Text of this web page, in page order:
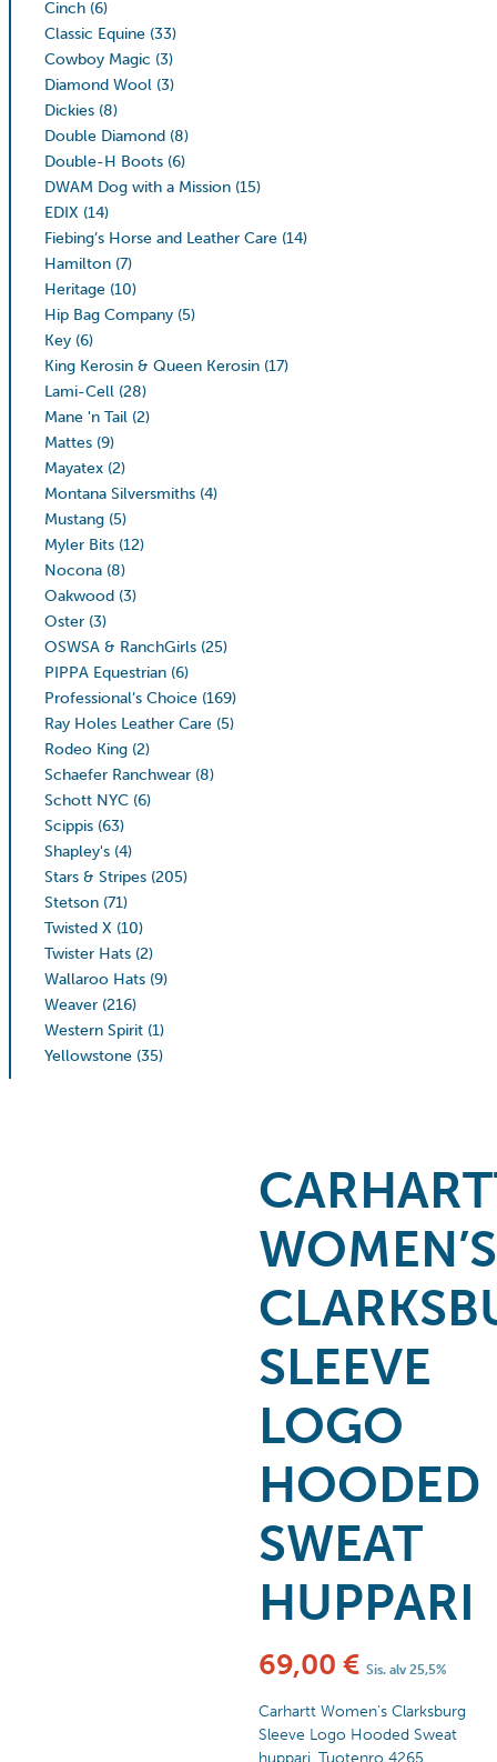
Cinch (6)
Classic Equine (33)
Cowboy Magic (3)
Diamond Wool (3)
Dickies (8)
Double Diamond (8)
Double-H Boots (6)
DWAM Dog with a Mission (15)
EDIX (14)
Fiebing’s Horse and Leather Care (14)
Hamilton (7)
Heritage (10)
Hip Bag Company (5)
Key (6)
King Kerosin & Queen Kerosin (17)
Lami-Cell (28)
Mane 'n Tail (2)
Mattes (9)
Mayatex (2)
Montana Silversmiths (4)
Mustang (5)
Myler Bits (12)
Nocona (8)
Oakwood (3)
Oster (3)
OSWSA & RanchGirls (25)
PIPPA Equestrian (6)
Professional’s Choice (169)
Ray Holes Leather Care (5)
Rodeo King (2)
Schaefer Ranchwear (8)
Schott NYC (6)
Scippis (63)
Shapley's (4)
Stars & Stripes (205)
Stetson (71)
Twisted X (10)
Twister Hats (2)
Wallaroo Hats (9)
Weaver (216)
Western Spirit (1)
Yellowstone (35)
WOMEN’S
SLEEVE
LOGO
HOODED
SWEAT
HUPPARI
69,00 € Sis. alv 25,5%
Carhartt Women’s Clarksburg
Sleeve Logo Hooded Sweat
huppari. Tuotenro 4265.